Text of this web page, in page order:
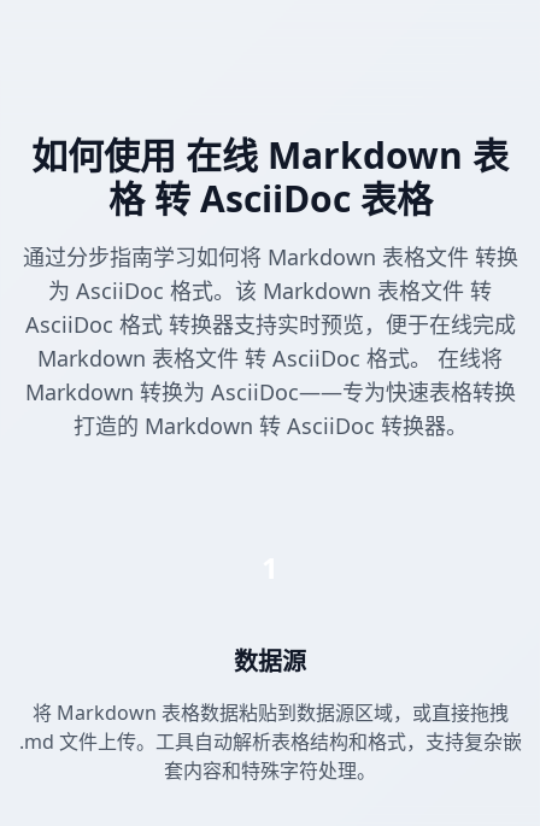
如何使用 在线 Markdown 表
格 转 AsciiDoc 表格
通过分步指南学习如何将 Markdown 表格文件 转换
为 AsciiDoc 格式。该 Markdown 表格文件 转
AsciiDoc 格式 转换器支持实时预览，便于在线完成
Markdown 表格文件 转 AsciiDoc 格式。 在线将
Markdown 转换为 AsciiDoc——专为快速表格转换
打造的 Markdown 转 AsciiDoc 转换器。
数据源
将 Markdown 表格数据粘贴到数据源区域，或直接拖拽
.md 文件上传。工具自动解析表格结构和格式，支持复杂嵌
套内容和特殊字符处理。